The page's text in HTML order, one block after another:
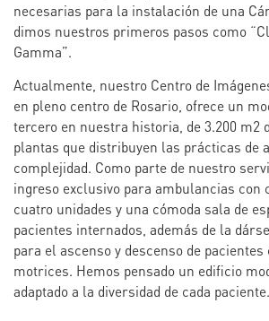
necesarias para la instalación de una
dimos nuestros primeros pasos como
Gamma”.
Actualmente, nuestro Centro de
en pleno centro de Rosario, ofrece un
tercero en nuestra historia, de 3.200 m2
plantas que distribuyen las prácticas de
complejidad. Como parte de nuestro
ingreso exclusivo para ambulancias con
cuatro unidades y una cómoda sala de
pacientes internados, además de la
para el ascenso y descenso de
motrices. Hemos pensado un edificio
adaptado a la diversidad de cada paciente.